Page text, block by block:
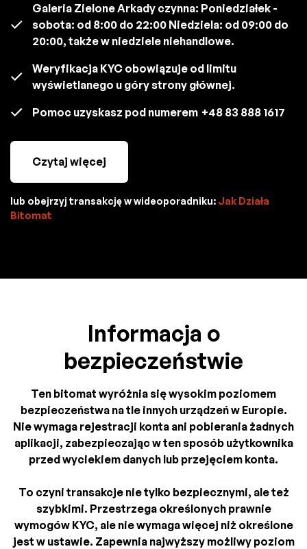
Galeria Zielone Arkady czynna: Poniedziałek -
sobota: od 8:00 do 22:00 Niedziela: od 09:00 do
20:00, także w niedziele niehandlowe.
Weryfikacja KYC obowiązuje od limitu
wyświetlanego u góry strony głównej.
Pomoc uzyskasz pod numerem +48 83 888 1617
Czytaj więcej
lub obejrzyj transakcję w wideoporadniku: Jak Działa
Bitomat
Informacja o
bezpieczeństwie
Ten bitomat wyróżnia się wysokim poziomem
bezpieczeństwa na tle innych urządzeń w Europie.
Nie wymaga rejestracji konta ani pobierania żadnych
aplikacji, zabezpieczając w ten sposób użytkownika
przed wyciekiem danych lub przejęciem konta.
To czyni transakcje nie tylko bezpiecznymi, ale też
szybkimi. Przestrzega określonych prawnie
wymogów KYC, ale nie wymaga więcej niż określone
jest w ustawie. Zapewnia najwyższy możliwy poziom